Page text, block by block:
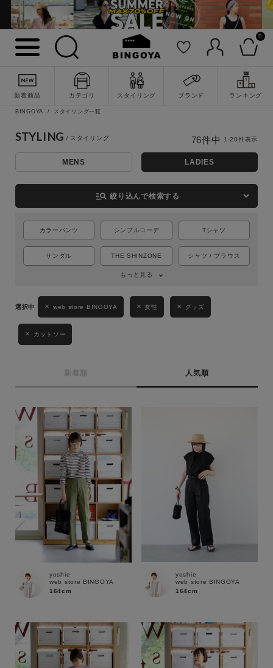
0
新着商品 カテゴリ スタイリング ブランド ランキング
詳細検索
BINGOYA スタイリング一覧
STYLING
MENS LADIES
manage_search 絞り込んで検索する
カラーパンツ シンプルコーデ Tシャツ
サンダル THE SHINZONE シャツ / ブラウス
もっと見る
web store BINGOYA 女性 グッズ
カットソー
新着順 人気順
76件中 1-20件表示
yoshie
web store BINGOYA
164cm
yoshie
web store BINGOYA
164cm